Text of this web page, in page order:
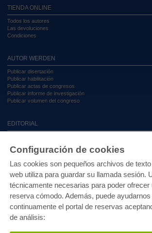
Configuración de cookies
Las cookies son pequeños archivos de
web utiliza para guardar su llamada sesión.
técnicamente necesarias para poder ofrecer
reserva cómodo. Además, puede
continuamente el portal de reservas
de análisis:
TIENDA ONLINE
Todos los autores
Las devoluciones
Condiciones
AUTOR WERDEN
Publicar disertación
Publicar habilitación
Publicar actas de congresos
Publicar informe de investigación
Publicar volumen del congreso
EDITORIAL
Impreso
Política de privacidad
Todos los precios en euro (EUR) incluido
Verlag GmbH